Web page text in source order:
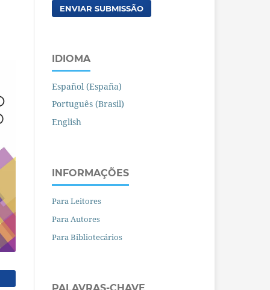
ENVIAR SUBMISSÃO
IDIOMA
Español (España)
Português (Brasil)
English
INFORMAÇÕES
Para Leitores
Para Autores
Para Bibliotecários